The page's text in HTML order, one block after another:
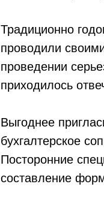
Традиционно
проводили
проведении
приходилось
Выгоднее
бухгалтерское
Посторонние
составление